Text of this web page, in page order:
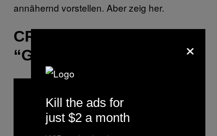
annähernd vorstellen. Aber zeig her.
CRACK IGNAZ –
“GÖDLIFE”
×
Kill the ads for
just $2 a month